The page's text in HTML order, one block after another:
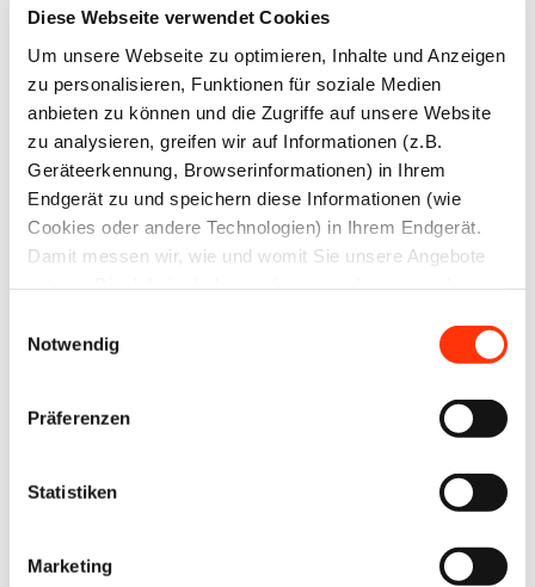
Diese Webseite verwendet Cookies
Um unsere Webseite zu optimieren, Inhalte und Anzeigen
zu personalisieren, Funktionen für soziale Medien
anbieten zu können und die Zugriffe auf unsere Website
zu analysieren, greifen wir auf Informationen (z.B.
Geräteerkennung, Browserinformationen) in Ihrem
Endgerät zu und speichern diese Informationen (wie
Cookies oder andere Technologien) in Ihrem Endgerät.
Damit messen wir, wie und womit Sie unsere Angebote
Werbung und Analysen weiter. Ihre Daten können mit
mehreren ausgewählten Partnern geteilt werden, die sich
je nach unseren aktuellen Geschäftsbeziehungen ändern
können. Indem Sie „Alle zulassen“ klicken, stimmen Sie
und Datenverarbeitung zu.
Notwendig
Präferenzen
Statistiken
Marketing
den
Bayerischen
Printpreis
2025
einreichen
20. März 2025 20. März 2025
Bewerben Sie
Deutschen
Teilnahme an
zu den Azubi-